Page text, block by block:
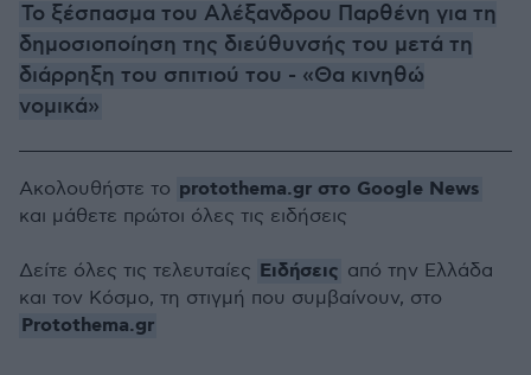
Το ξέσπασμα του Aλέξανδρου Παρθένη για τη
δημοσιοποίηση της διεύθυνσής του μετά τη
διάρρηξη του σπιτιού του - «Θα κινηθώ
νομικά»
Ακολουθήστε το protothema.gr στο Google News
και μάθετε πρώτοι όλες τις ειδήσεις
Δείτε όλες τις τελευταίες Ειδήσεις από την Ελλάδα
και τον Κόσμο, τη στιγμή που συμβαίνουν, στο
Protothema.gr